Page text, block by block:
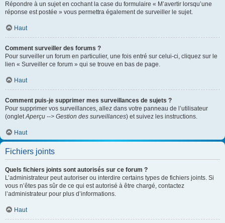
Répondre à un sujet en cochant la case du formulaire « M’avertir lorsqu’une
réponse est postée » vous permettra également de surveiller le sujet.
Haut
Comment surveiller des forums ?
Pour surveiller un forum en particulier, une fois entré sur celui-ci, cliquez sur le
lien « Surveiller ce forum » qui se trouve en bas de page.
Haut
Comment puis-je supprimer mes surveillances de sujets ?
Pour supprimer vos surveillances, allez dans votre panneau de l’utilisateur
(ongletAperçu --> Gestion des surveillances) et suivez les instructions.
Haut
Fichiers joints
Quels fichiers joints sont autorisés sur ce forum ?
L’administrateur peut autoriser ou interdire certains types de fichiers joints. Si
vous n’êtes pas sûr de ce qui est autorisé à être chargé, contactez
l’administrateur pour plus d’informations.
Haut